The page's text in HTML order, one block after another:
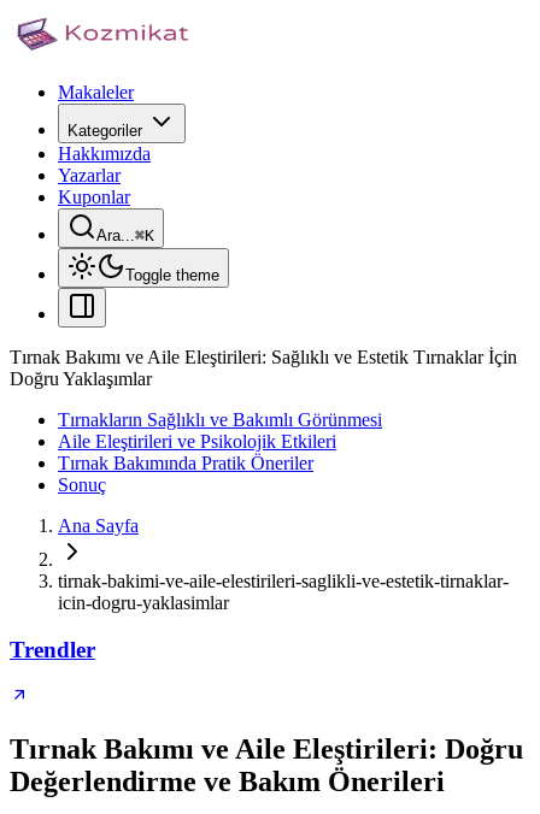
Makaleler
Kategoriler
Hakkımızda
Yazarlar
Kuponlar
Ara...⌘K
Toggle theme
Tırnak Bakımı ve Aile Eleştirileri: Sağlıklı ve Estetik Tırnaklar İçin
Doğru Yaklaşımlar
Tırnakların Sağlıklı ve Bakımlı Görünmesi
Aile Eleştirileri ve Psikolojik Etkileri
Tırnak Bakımında Pratik Öneriler
Sonuç
Ana Sayfa
tirnak-bakimi-ve-aile-elestirileri-saglikli-ve-estetik-tirnaklar-
icin-dogru-yaklasimlar
Trendler
Tırnak Bakımı ve Aile Eleştirileri: Doğru
Değerlendirme ve Bakım Önerileri